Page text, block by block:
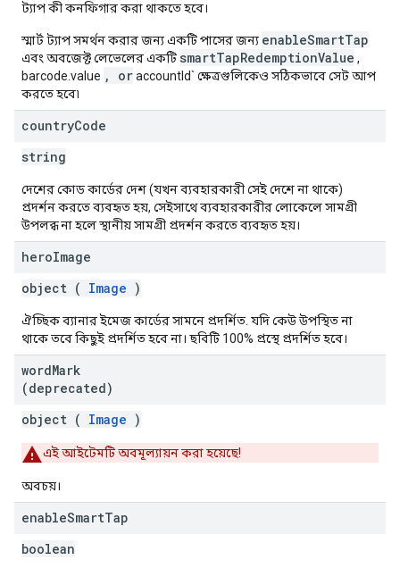
ট্যাপ কী কনফিগার করা থাকতে হবে।
স্মার্ট ট্যাপ সমর্থন করার জন্য একটি পাসের জন্য enableSmartTap
এবং অবজেক্ট লেভেলের একটি smartTapRedemptionValue ,
barcode.value , oraccountId` ক্ষেত্রগুলিকেও সঠিকভাবে সেট আপ
করতে হবে৷
countryCode
string
দেশের কোড কার্ডের দেশ (যখন ব্যবহারকারী সেই দেশে না থাকে)
প্রদর্শন করতে ব্যবহৃত হয়, সেইসাথে ব্যবহারকারীর লোকেলে সামগ্রী
উপলব্ধ না হলে স্থানীয় সামগ্রী প্রদর্শন করতে ব্যবহৃত হয়।
heroImage
object ( Image )
ঐচ্ছিক ব্যানার ইমেজ কার্ডের সামনে প্রদর্শিত. যদি কেউ উপস্থিত না
থাকে তবে কিছুই প্রদর্শিত হবে না। ছবিটি 100% প্রস্থে প্রদর্শিত হবে।
wordMark
(deprecated)
object ( Image )
এই আইটেমটি অবমূল্যায়ন করা হয়েছে!
অবচয়।
enableSmartTap
boolean